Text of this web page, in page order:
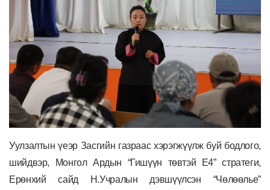
Уулзалтын үеэр Засгийн газраас хэрэгжүүлж буй бодлого,
шийдвэр, Монгол Ардын “Гишүүн төвтэй Е4” стратеги,
Ерөнхий сайд Н.Учралын дэвшүүлсэн “Чөлөөлье”